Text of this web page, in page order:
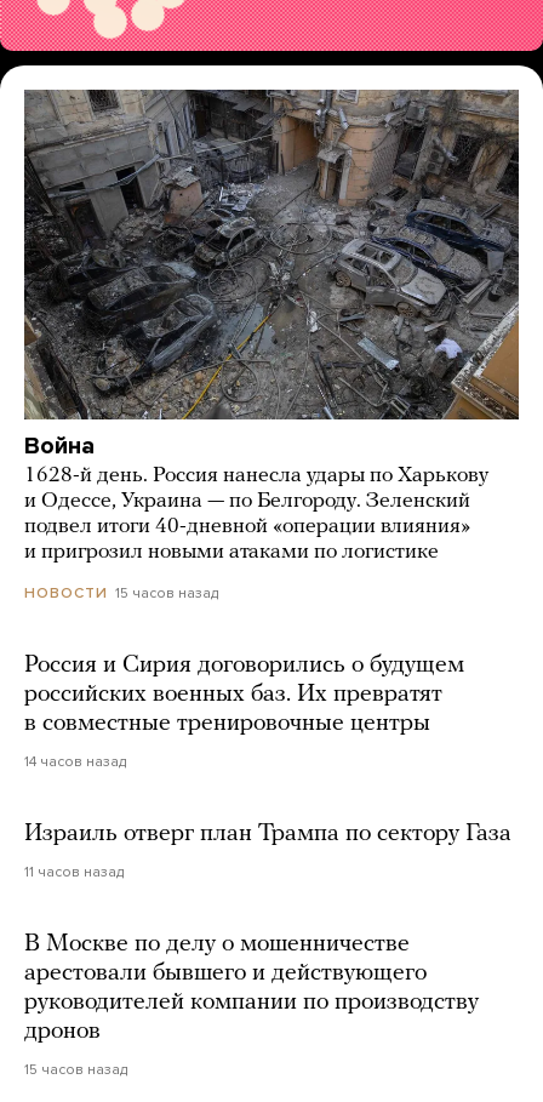
Война
1628-й день. Россия нанесла удары по Харькову
и Одессе, Украина — по Белгороду. Зеленский
подвел итоги 40-дневной «операции влияния»
и пригрозил новыми атаками по логистике
НОВОСТИ 15 часов назад
Россия и Сирия договорились о будущем
российских военных баз. Их превратят
в совместные тренировочные центры
14 часов назад
Израиль отверг план Трампа по сектору Газа
11 часов назад
В Москве по делу о мошенничестве
арестовали бывшего и действующего
руководителей компании по производству
дронов
15 часов назад